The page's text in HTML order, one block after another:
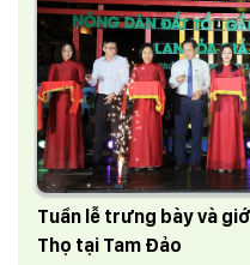
Tuần lễ trưng bày và
Thọ tại Tam Đảo